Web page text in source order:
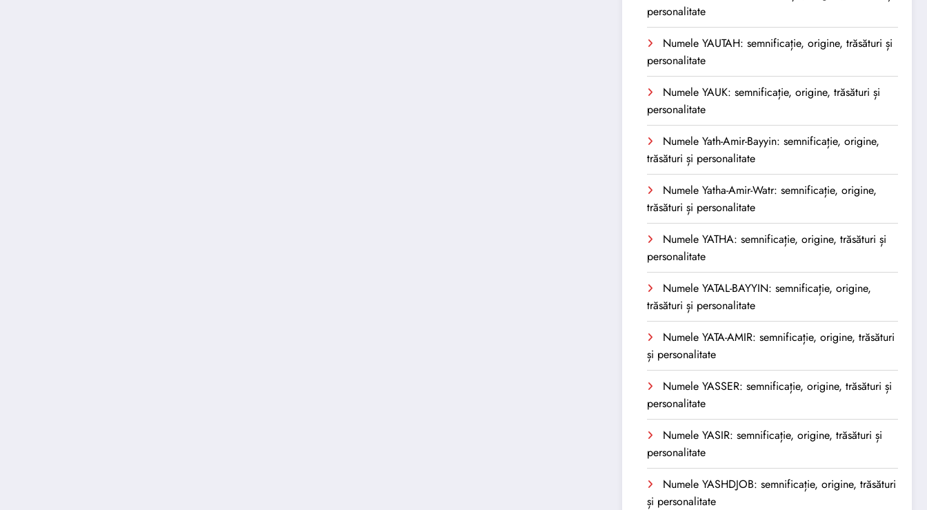
personalitate
Numele YAUTAH: semnificație, origine, trăsături și
personalitate
Numele YAUK: semnificație, origine, trăsături și
personalitate
Numele Yath-Amir-Bayyin: semnificație, origine,
trăsături și personalitate
Numele Yatha-Amir-Watr: semnificație, origine,
trăsături și personalitate
Numele YATHA: semnificație, origine, trăsături și
personalitate
Numele YATAL-BAYYIN: semnificație, origine,
trăsături și personalitate
Numele YATA-AMIR: semnificație, origine, trăsături
și personalitate
Numele YASSER: semnificație, origine, trăsături și
personalitate
Numele YASIR: semnificație, origine, trăsături și
personalitate
Numele YASHDJOB: semnificație, origine, trăsături
și personalitate